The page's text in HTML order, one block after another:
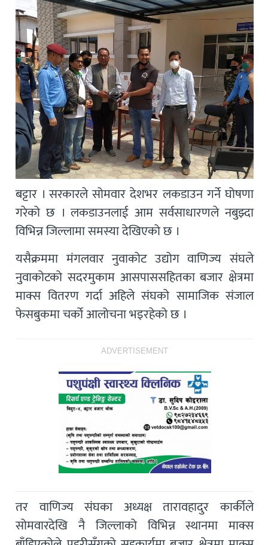
बट्टार । सरकारले सोमवार देशभर लकडाउन गर्ने घोषणा
गरेको छ । लकडाउनलाई आम सर्वसाधारणले नबुझ्दा
विभिन्न जिल्लामा समस्या देखिएको छ ।
यसैक्रममा मंगलवार नुवाकोट उद्योग वाणिज्य संघले
नुवाकोटको सदरमुकाम आसपाससहितका बजार क्षेत्रमा
माक्स वितरण गर्दा अहिले संघको सामाजिक संजाल
फेसबुकमा चर्काे आलोचना भइरहेको छ ।
ADVERTISEMENT
तर वाणिज्य संघका अध्यक्ष तारावहादुर कार्कीले
सोमवारदेखि नै जिल्लाको विभिन्न स्थानमा माक्स